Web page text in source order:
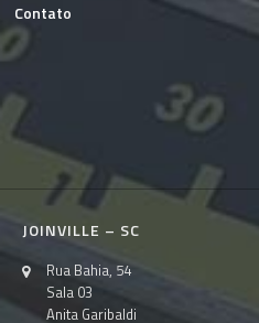
Contato
JOINVILLE – SC
Rua Bahia, 54
Sala 03
Anita Garibaldi